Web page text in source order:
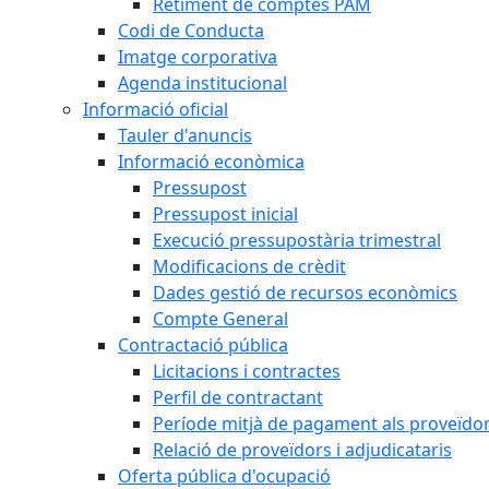
Codi de Conducta
Imatge corporativa
Agenda institucional
Informació oficial
Tauler d'anuncis
Informació econòmica
Pressupost
Pressupost inicial
Execució pressupostària trimestral
Modificacions de crèdit
Dades gestió de recursos econòmics
Compte General
Contractació pública
Licitacions i contractes
Perfil de contractant
Període mitjà de pagament als
Relació de proveïdors i adjudicataris
Oferta pública d'ocupació